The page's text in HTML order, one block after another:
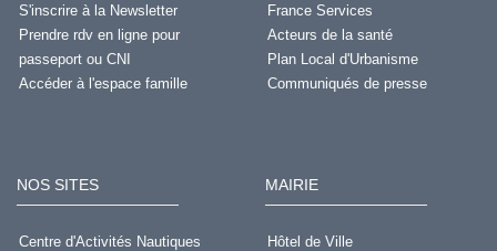
S'inscrire à la Newsletter
Prendre rdv en ligne pour
passeport ou CNI
Accéder à l'espace famille
France Services
Acteurs de la santé
Plan Local d'Urbanisme
Communiqués de presse
NOS SITES
Centre d'Activités Nautiques
MAIRIE
Hôtel de Ville